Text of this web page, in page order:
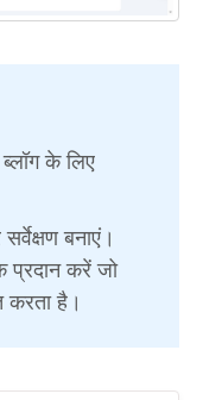
के लिए
बनाएं।
प्रदान करें जो
करता है।